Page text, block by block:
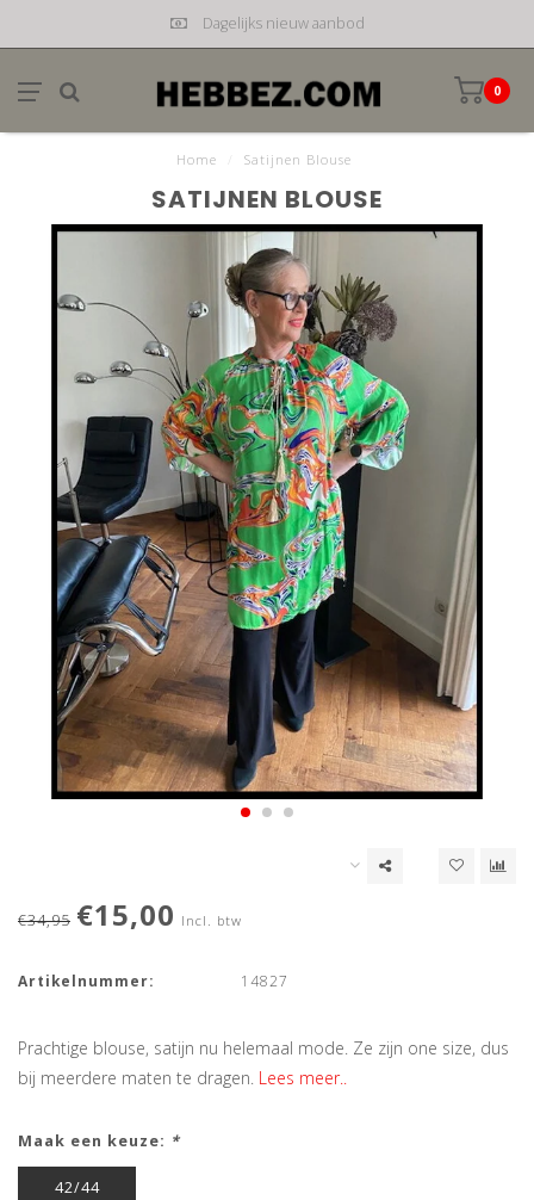
Dagelijks nieuw aanbod
0
Home Satijnen Blouse
SATIJNEN BLOUSE
€34,95 €15,00 Incl. btw
Artikelnummer: 14827
Prachtige blouse, satijn nu helemaal mode. Ze zijn one size, dus
bij meerdere maten te dragen. Lees meer..
Maak een keuze: *
42/44